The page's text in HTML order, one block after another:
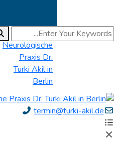
termin@turki-akil.de